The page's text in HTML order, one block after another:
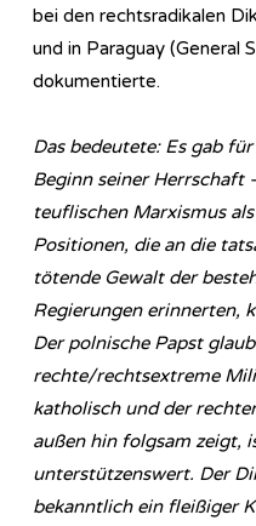
bei den rechtsradikalen
und in Paraguay (General
dokumentierte.
Das bedeutete: Es gab
Beginn seiner Herrschaft
teuflischen Marxismus
Positionen, die an die
tötende Gewalt der
Regierungen erinnerten,
Der polnische Papst
rechte/rechtsextreme
katholisch und der
außen hin folgsam zeigt,
unterstützenswert. Der
bekanntlich ein fleißiger